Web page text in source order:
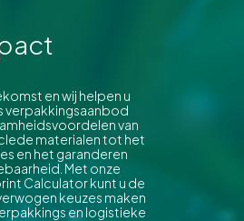
en wij helpen u
verpakkingsaanbod
van
materialen tot het
en het garanderen
Met onze
Calculator kunt u de
keuzes maken
en logistieke